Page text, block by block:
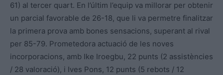
61) al tercer quart. En l’últim l’equip va millorar per obtenir
un parcial favorable de 26-18, que li va permetre finalitzar
la primera prova amb bones sensacions, superant al rival
per 85-79. Prometedora actuació de les noves
incorporacions, amb Ike Iroegbu, 22 punts (2 assistències
/ 28 valoració), i Ives Pons, 12 punts (5 rebots / 12